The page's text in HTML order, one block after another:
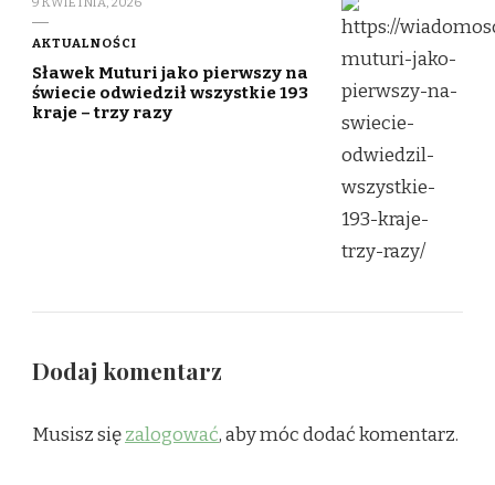
AKTUALNOŚCI
Sławek Muturi jako pierwszy na
świecie odwiedził wszystkie 193
kraje – trzy razy
Dodaj komentarz
Musisz sięzalogować, aby móc dodać komentarz.